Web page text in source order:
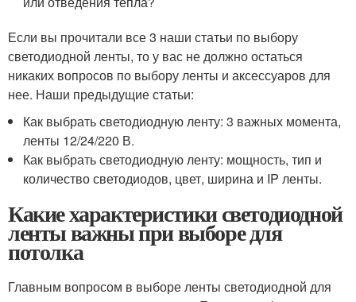
Если вы прочитали все 3 наши статьи по выбору
светодиодной ленты, то у вас не должно остаться
никаких вопросов по выбору ленты и аксессуаров для
нее. Наши предыдущие статьи:
Как выбрать светодиодную ленту: 3 важных момента,
ленты 12/24/220 В.
Как выбрать светодиодную ленту: мощность, тип и
количество светодиодов, цвет, ширина и IP ленты.
Какие характеристики светодиодной
ленты важны при выборе для
потолка
Главным вопросом в выборе ленты светодиодной для